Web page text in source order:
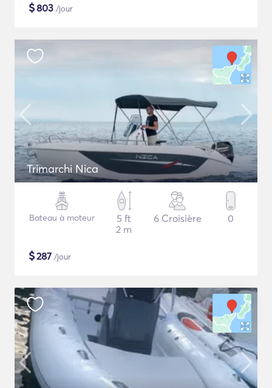
$803 /jour
Trimarchi Nica
Bateau à moteur
5 ft
2 m
6 Croisière 0
$287 /jour